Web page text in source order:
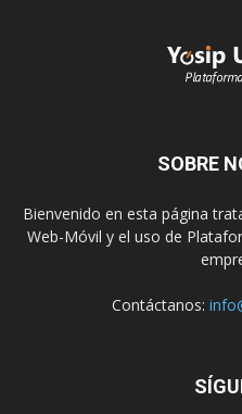
SOBRE
Bienvenido en esta página
Web-Móvil y el uso de
Contáctanos: